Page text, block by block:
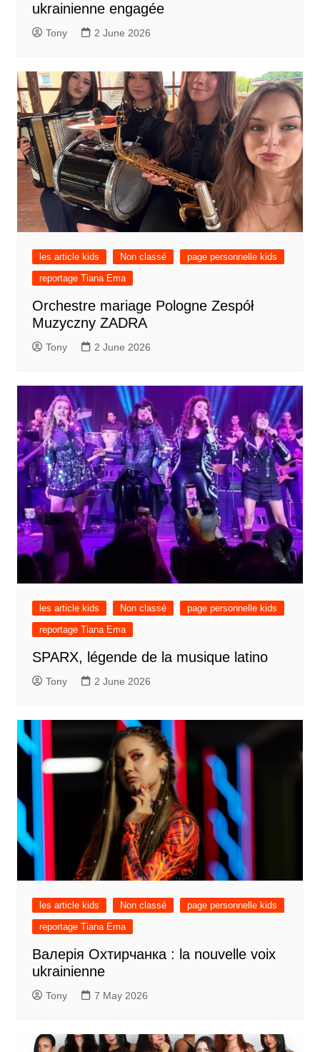
ukrainienne engagée
Tony 2 June 2026
les article kids Non classé
page personnelle kids
reportage Tiana Ema
Orchestre mariage Pologne Zespół
Muzyczny ZADRA
Tony 2 June 2026
les article kids Non classé
page personnelle kids
reportage Tiana Ema
SPARX, légende de la musique latino
Tony 2 June 2026
les article kids Non classé
page personnelle kids
reportage Tiana Ema
Валерія Охтирчанка : la nouvelle voix
ukrainienne
Tony 7 May 2026